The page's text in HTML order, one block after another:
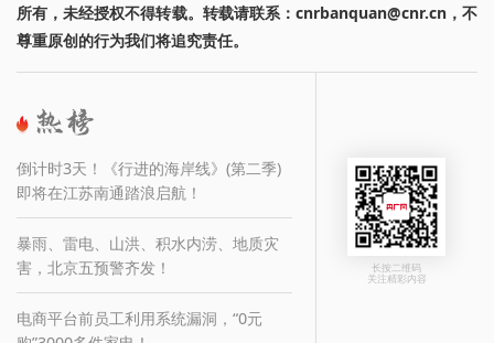
所有，未经授权不得转载。转载请联系：cnrbanquan@cnr.cn，不
尊重原创的行为我们将追究责任。
倒计时3天！《行进的海岸线》(第二季)
即将在江苏南通踏浪启航！
暴雨、雷电、山洪、积水内涝、地质灾
害，北京五预警齐发！
电商平台前员工利用系统漏洞，“0元
长按二维码
关注精彩内容